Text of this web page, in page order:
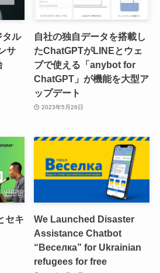
タル
サ
自社の独自データを搭載し
たChatGPTがLINEとウェ
ブで使える「anybot for
ChatGPT」が機能を大型ア
ップデート
2023年5月26日
セキ
We Launched Disaster
Assistance Chatbot
“Веселка” for Ukrainian
refugees for free